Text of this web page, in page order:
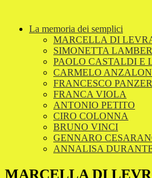
La memoria dei semplici
MARCELLA DI
SIMONETTA
PAOLO CASTALDI E
CARMELO
FRANCESCO
FRANCA VIOLA
ANTONIO PETITO
CIRO COLONNA
BRUNO VINCI
GENNARO
ANNALISA
MARCELLA DI